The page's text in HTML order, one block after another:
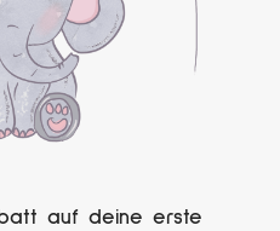
auf deine erste